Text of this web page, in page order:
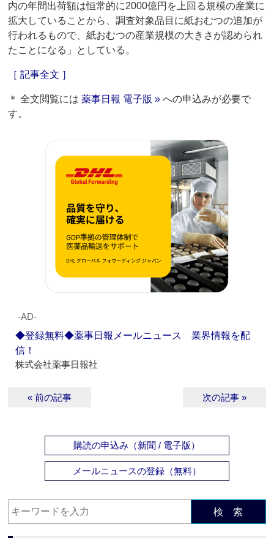
内の年間出荷額は恒常的に2000億円を上回る規模の産業に
拡大していることから、調査対象品目に紙おむつの追加が
行われるもので、紙おむつの産業規模の大きさが認められ
たことになる」としている。
［ 記事全文 ］
＊ 全文閲覧には薬事日報 電子版 » への申込みが必要で
す。
‐AD‐
◆登録無料◆薬事日報メールニュース 業界情報を配
信！
株式会社薬事日報社
« 前の記事 次の記事 »
購読の申込み（新聞 / 電子版）
メールニュースの登録（無料）
検 索